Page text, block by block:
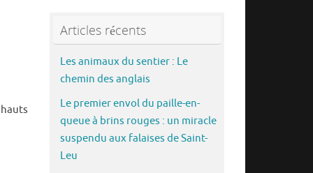
Articles récents
Les animaux du sentier : Le
chemin des anglais
Le premier envol du paille-en-
queue à brins rouges : un miracle
suspendu aux falaises de Saint-
Leu